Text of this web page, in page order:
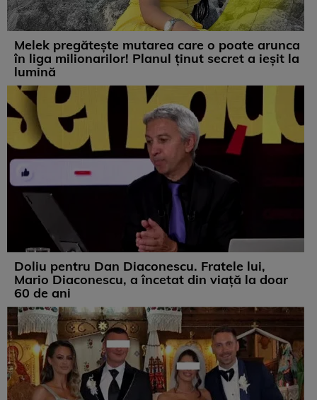
Melek pregătește mutarea care o poate arunca
în liga milionarilor! Planul ținut secret a ieșit la
lumină
Doliu pentru Dan Diaconescu. Fratele lui,
Mario Diaconescu, a încetat din viață la doar
60 de ani